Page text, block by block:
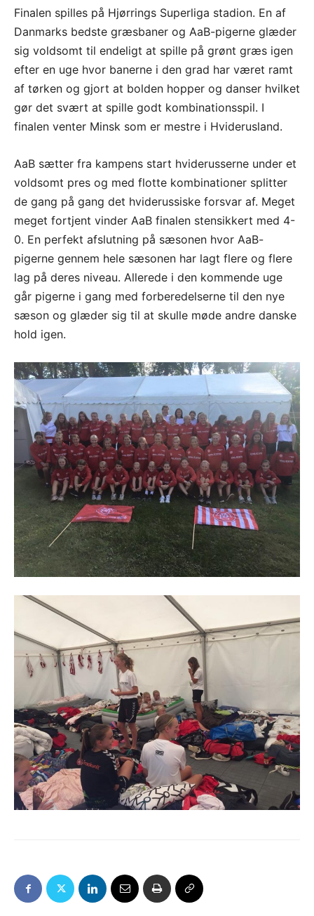
Finalen spilles på Hjørrings Superliga stadion. En af
Danmarks bedste græsbaner og AaB-pigerne glæder
sig voldsomt til endeligt at spille på grønt græs igen
efter en uge hvor banerne i den grad har været ramt
af tørken og gjort at bolden hopper og danser hvilket
gør det svært at spille godt kombinationsspil. I
finalen venter Minsk som er mestre i Hviderusland.
AaB sætter fra kampens start hviderusserne under et
voldsomt pres og med flotte kombinationer splitter
de gang på gang det hviderussiske forsvar af. Meget
meget fortjent vinder AaB finalen stensikkert med 4-
0. En perfekt afslutning på sæsonen hvor AaB-
pigerne gennem hele sæsonen har lagt flere og flere
lag på deres niveau. Allerede i den kommende uge
går pigerne i gang med forberedelserne til den nye
sæson og glæder sig til at skulle møde andre danske
hold igen.